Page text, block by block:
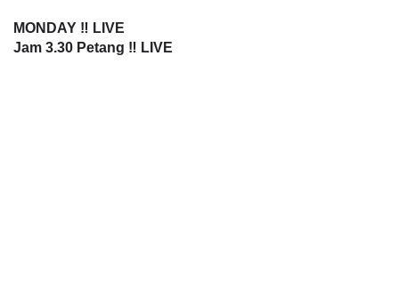
MONDAY ‼️ LIVE
Jam 3.30 Petang ‼️ LIVE